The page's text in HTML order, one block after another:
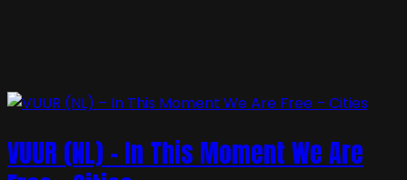
VUUR (NL) – In This Moment We Are